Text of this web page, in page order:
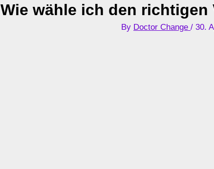
Wie wähle ich den richtigen
By Doctor Change / 30.